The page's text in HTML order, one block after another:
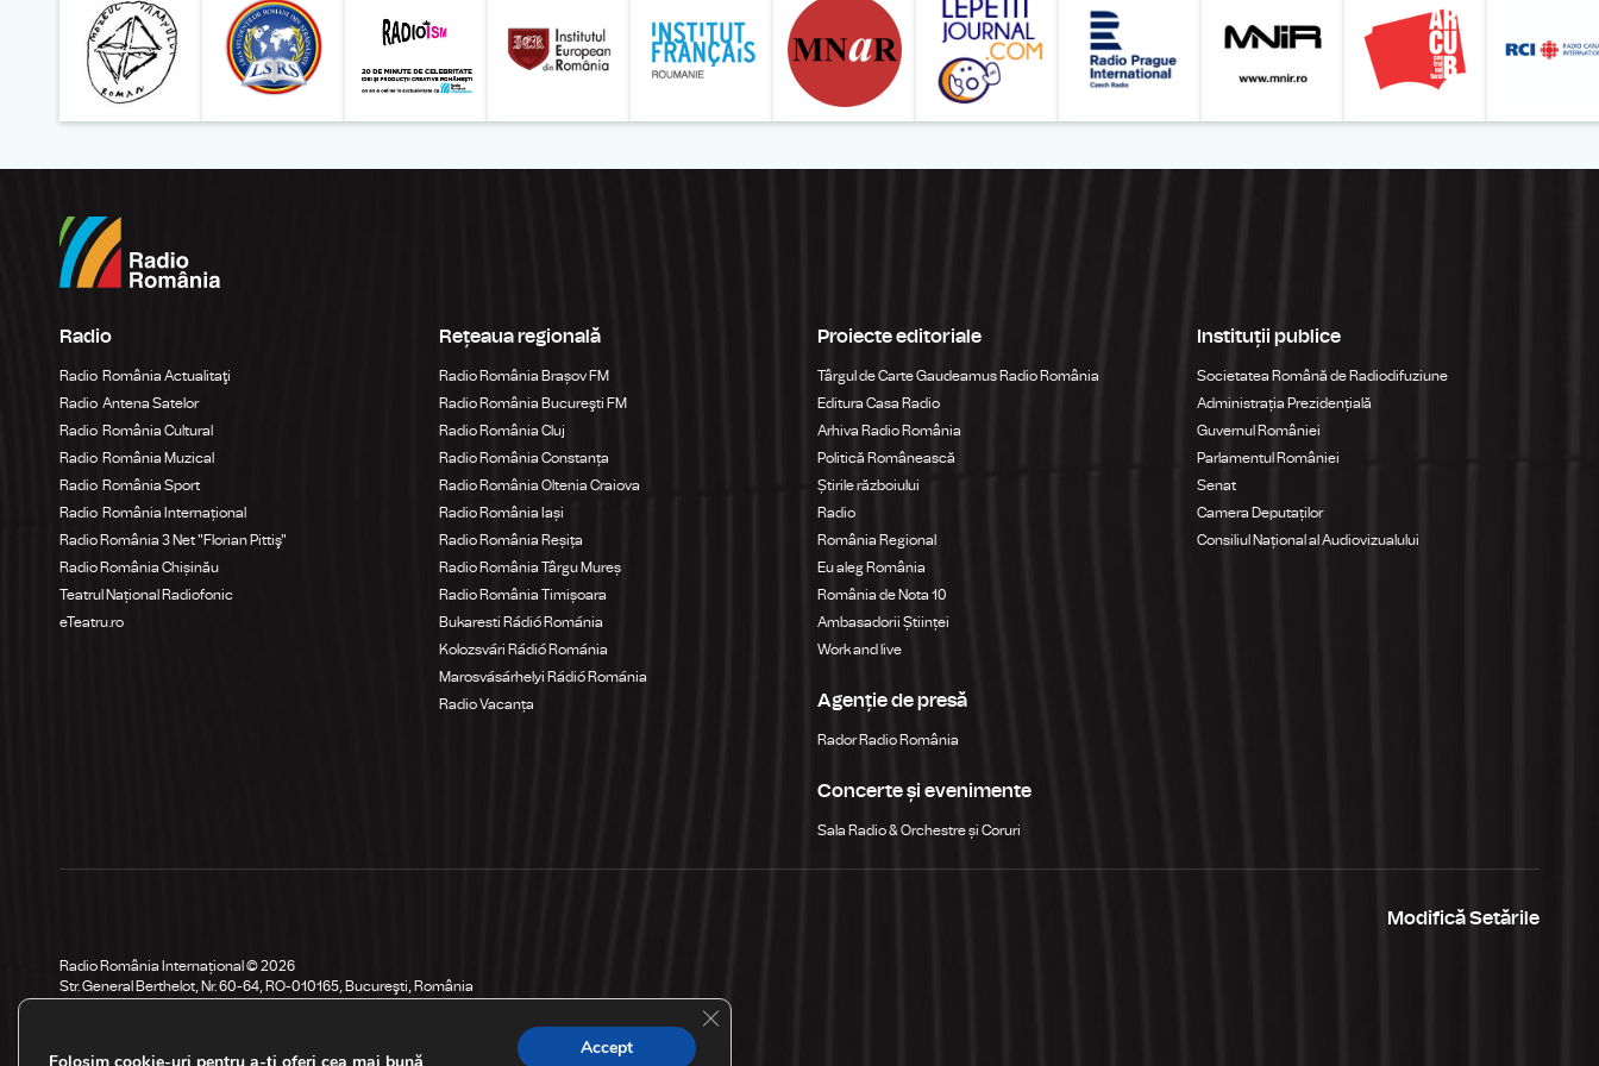
Radio
Radio România Actualitaţi
Radio Antena Satelor
Radio România Cultural
Radio România Muzical
Radio România Sport
Radio România Internațional
Radio România 3 Net "Florian Pittiş"
Radio România Chișinău
Teatrul Național Radiofonic
eTeatru.ro
Rețeaua regională
Radio România Brașov FM
Radio România Bucureşti FM
Radio România Cluj
Radio România Constanța
Radio România Oltenia Craiova
Radio România Iași
Radio România Reșița
Radio România Târgu Mureș
Radio România Timișoara
Bukaresti Rádió Románia
Kolozsvári Rádió Románia
Marosvásárhelyi Rádió Románia
Radio Vacanța
Proiecte editoriale
Târgul de Carte Gaudeamus Radio România
Editura Casa Radio
Arhiva Radio România
Politică Românească
Știrile războiului
Radio
România Regional
Eu aleg România
România de Nota 10
Ambasadorii Științei
Work and live
Agenție de presă
Rador Radio România
Concerte și evenimente
Sala Radio & Orchestre și Coruri
Instituții publice
Societatea Română de Radiodifuziune
Administrația Prezidențială
Guvernul României
Parlamentul României
Senat
Camera Deputaților
Consiliul Național al Audiovizualului
Modifică Setările
Radio România Internațional © 2026
Str. General Berthelot, Nr. 60-64, RO-010165, Bucureşti, România
Accept
Close GDPR Cookie Banner